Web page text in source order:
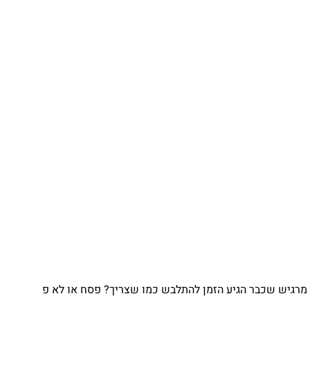
מרגיש שכבר הגיע הזמן להתלבש כמו שצריך? פסח או לא פ